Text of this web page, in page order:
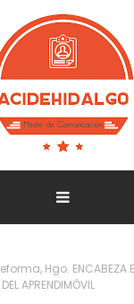
Hgo. ENCABEZA
APRENDIMÓVIL